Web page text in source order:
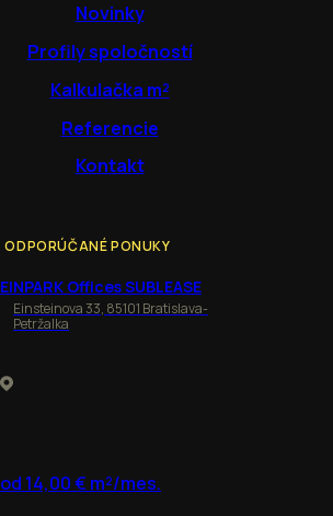
Novinky
Profily spoločností
Kalkulačka m²
Referencie
Kontakt
ODPORÚČANÉ PONUKY
EINPARK Offices SUBLEASE
Einsteinova 33, 85101 Bratislava-
Petržalka
od 14,00 € m²/mes.